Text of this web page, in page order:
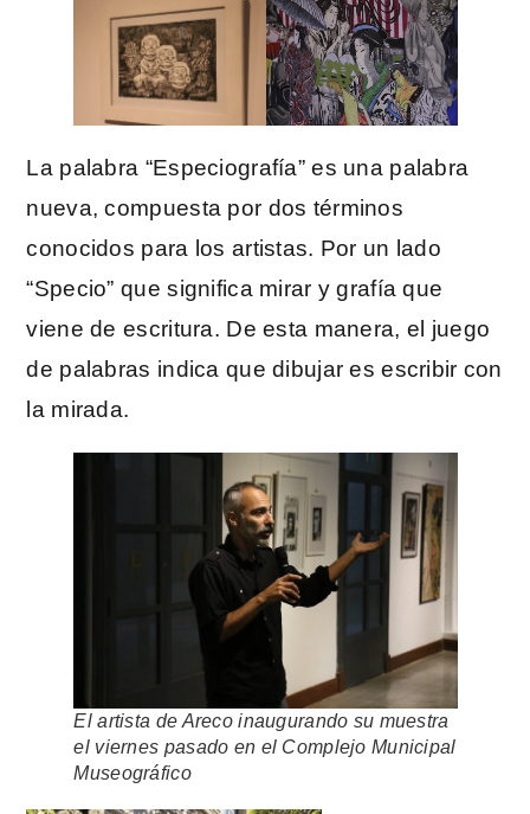
La palabra “Especiografía” es una palabra
nueva, compuesta por dos términos
conocidos para los artistas. Por un lado
“Specio” que significa mirar y grafía que
viene de escritura. De esta manera, el juego
de palabras indica que dibujar es escribir con
la mirada.
El artista de Areco inaugurando su muestra
el viernes pasado en el Complejo Municipal
Museográfico